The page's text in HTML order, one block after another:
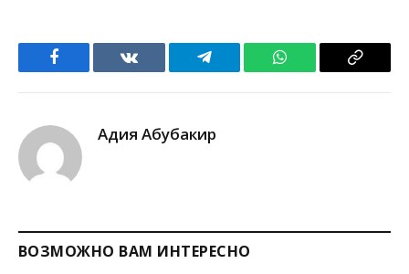
Facebook VKontakteTelegram WhatsApp Copy
Адия Абубакир
ВОЗМОЖНО ВАМ ИНТЕРЕСНО